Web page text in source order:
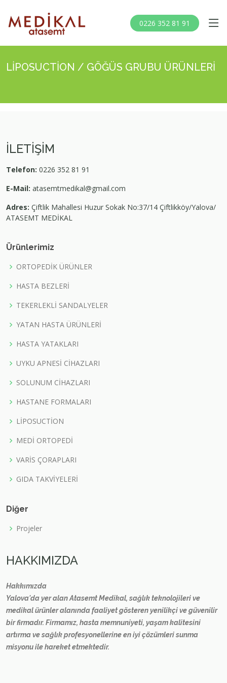
0226 352 81 91
LİPOSUCTİON / GÖĞÜS GRUBU ÜRÜNLERİ
İLETİŞİM
Telefon: 0226 352 81 91
E-Mail: atasemtmedikal@gmail.com
Adres: Çiftlik Mahallesi Huzur Sokak No:37/14 Çiftlikköy/Yalova/
ATASEMT MEDİKAL
Ürünlerimiz
ORTOPEDİK ÜRÜNLER
HASTA BEZLERİ
TEKERLEKLİ SANDALYELER
YATAN HASTA ÜRÜNLERİ
HASTA YATAKLARI
UYKU APNESİ CİHAZLARI
SOLUNUM CİHAZLARI
HASTANE FORMALARI
LİPOSUCTİON
MEDİ ORTOPEDİ
VARİS ÇORAPLARI
GIDA TAKVİYELERİ
Diğer
Projeler
HAKKIMIZDA
Hakkımızda
Yalova'da yer alan Atasemt Medikal, sağlık teknolojileri ve
medikal ürünler alanında faaliyet gösteren yenilikçi ve güvenilir
bir firmadır. Firmamız, hasta memnuniyeti, yaşam kalitesini
artırma ve sağlık profesyonellerine en iyi çözümleri sunma
misyonu ile hareket etmektedir.